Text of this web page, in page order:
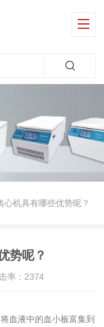
心机具有哪些优势呢？
势呢？
率：2374
液中的血小板富集到